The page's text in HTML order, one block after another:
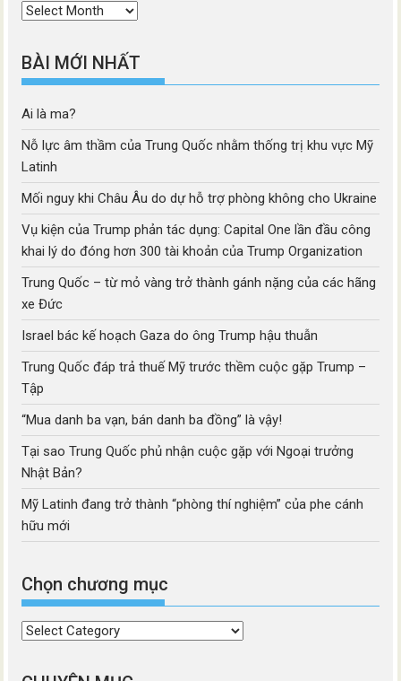
Thời
BÀI MỚI NHẤT
Ai là ma?
Nỗ lực âm thầm của Trung Quốc nhằm thống trị khu vực Mỹ
Latinh
Mối nguy khi Châu Âu do dự hỗ trợ phòng không cho Ukraine
Vụ kiện của Trump phản tác dụng: Capital One lần đầu công
khai lý do đóng hơn 300 tài khoản của Trump Organization
Trung Quốc – từ mỏ vàng trở thành gánh nặng của các hãng
xe Đức
Israel bác kế hoạch Gaza do ông Trump hậu thuẫn
Trung Quốc đáp trả thuế Mỹ trước thềm cuộc gặp Trump –
Tập
“Mua danh ba vạn, bán danh ba đồng” là vậy!
Tại sao Trung Quốc phủ nhận cuộc gặp với Ngoại trưởng
Nhật Bản?
Mỹ Latinh đang trở thành “phòng thí nghiệm” của phe cánh
hữu mới
Chọn chương mục
Chọn
mục